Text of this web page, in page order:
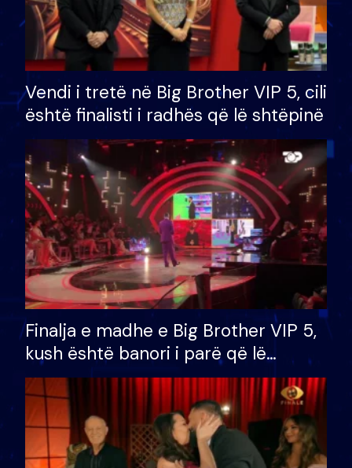
Vendi i tretë në Big Brother VIP 5, cili
është finalisti i radhës që lë shtëpinë
Finalja e madhe e Big Brother VIP 5,
kush është banori i parë që lë
shtëpinë dhe humb mundësinë për
të fituar çmimin e madh